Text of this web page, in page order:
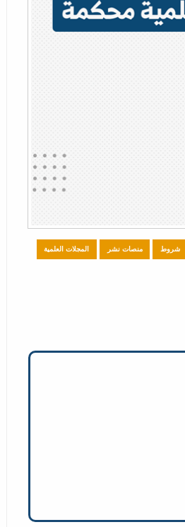
شروط منصات نشر المجلات العلمية